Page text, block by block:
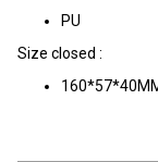
PU
Size closed :